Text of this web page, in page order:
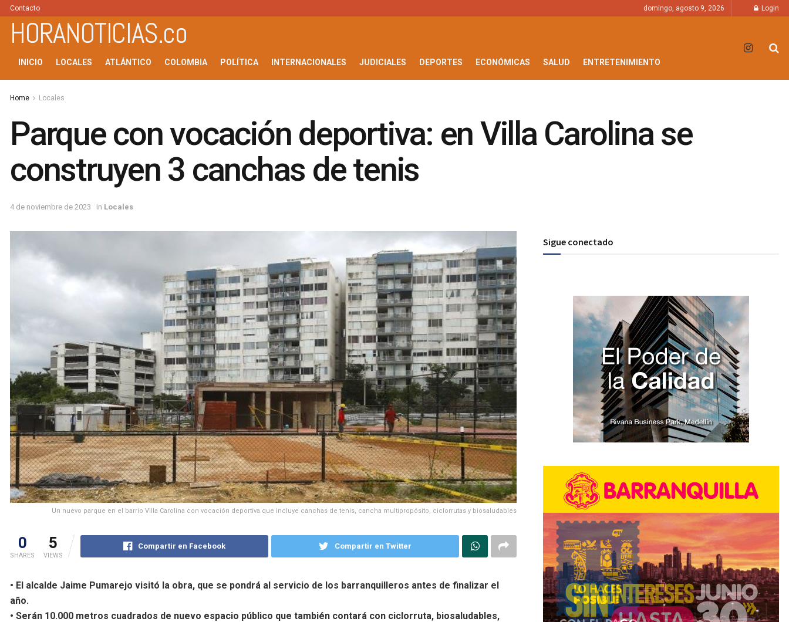
Contacto domingo, agosto 9, 2026 Login
HORANOTICIAS.co
INICIO LOCALES ATLÁNTICO COLOMBIA POLÍTICA INTERNACIONALES JUDICIALES DEPORTES ECONÓMICAS SALUD ENTRETENIMIENTO
Home Locales
Parque con vocación deportiva: en Villa Carolina se
construyen 3 canchas de tenis
4 de noviembre de 2023 in Locales
Un nuevo parque en el barrio Villa Carolina con vocación deportiva que incluye canchas de tenis, cancha multipropósito, ciclorrutas y biosaludables
0
SHARES
5
VIEWS
Compartir en Facebook Compartir en Twitter
• El alcalde Jaime Pumarejo visitó la obra, que se pondrá al servicio de los barranquilleros antes de finalizar el
año.
• Serán 10.000 metros cuadrados de nuevo espacio público que también contará con ciclorruta, biosaludables,
Sigue conectado